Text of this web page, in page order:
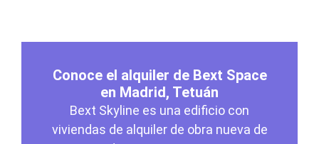
Conoce el alquiler de Bext Space
en Madrid, Tetuán
Bext Skyline es una edificio con
viviendas de alquiler de obra nueva de